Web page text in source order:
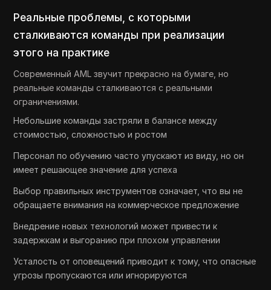
Реальные проблемы, с которыми
сталкиваются команды при реализации
этого на практике
Современный AML звучит прекрасно на бумаге, но
реальные команды сталкиваются с реальными
ограничениями.
Небольшие команды застряли в балансе между
стоимостью, сложностью и ростом
Персонал по обучению часто упускают из виду, но он
имеет решающее значение для успеха
Выбор правильных инструментов означает, что вы не
обращаете внимания на коммерческое предложение
Внедрение новых технологий может привести к
задержкам и выгоранию при плохом управлении
Усталость от оповещений приводит к тому, что опасные
угрозы пропускаются или игнорируются